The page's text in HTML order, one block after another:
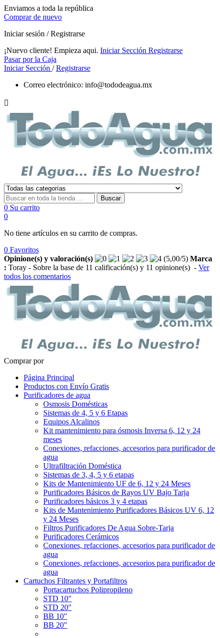
Enviamos a toda la república
Comprar de nuevo
Iniciar sesión / Registrarse
¡Nuevo cliente! Empieza aqui. Iniciar Sección Registrarse
Pasar por la Caja
Iniciar Sección /Registrarse
Correo electrónico: info@tododeagua.mx

Buscar
0 Su carrito
0
No tiene artículos en su carrito de compras.
0 Favoritos
Opinione(s) y valoración(s)
(5,00/5) Marca
: Toray - Sobre la base de 11 calificación(s) y 11 opinione(s) - Ver
todos los comentarios
Comprar por
Página Principal
Productos con Envío Gratis
Purificadores de agua
Osmosis Domésticas
Sistemas de 4, 5 y 6 Etapas
Equipos Alcalinos
Kit mantenimiento para ósmosis Inversa 6, 12 y 24
meses
Conexiones, refacciones, accesorios para purificador de
agua
Ultrafiltración Doméstica
Sistemas de 3, 4, 5 y 6 etapas
Kits de Mantenimiento UF de 6, 12 y 24 Meses
Purificadores Básicos de Rayos UV Bajo Tarja
Purificadores básicos 3 y 4 etapas
Kits de Mantenimiento Purificadores Básicos UV 6, 12
y 24 Meses
Filtros Purificadores De Agua Sobre-Tarja
Purificadores Cerámicos
Conexiones, refacciones, accesorios para purificador de
agua
Conexiones, refacciones, accesorios para purificador de
agua
Cartuchos Filtrantes y Portafiltros
Portacartuchos Polipropileno
STD 10"
STD 20"
BB 10"
BB 20"